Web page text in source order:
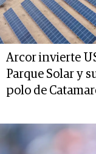
Arcor invierte
Parque Solar y
polo de